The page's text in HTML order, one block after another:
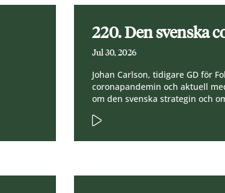
220. Den svenska
Jul 30, 2026
Johan Carlson, tidigare GD för
coronapandemin och aktuell
om den svenska strategin och